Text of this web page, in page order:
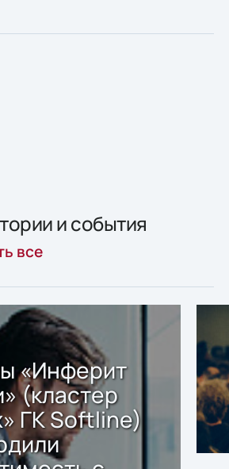
и события
все
«Инферит
(кластер
ГК Softline)